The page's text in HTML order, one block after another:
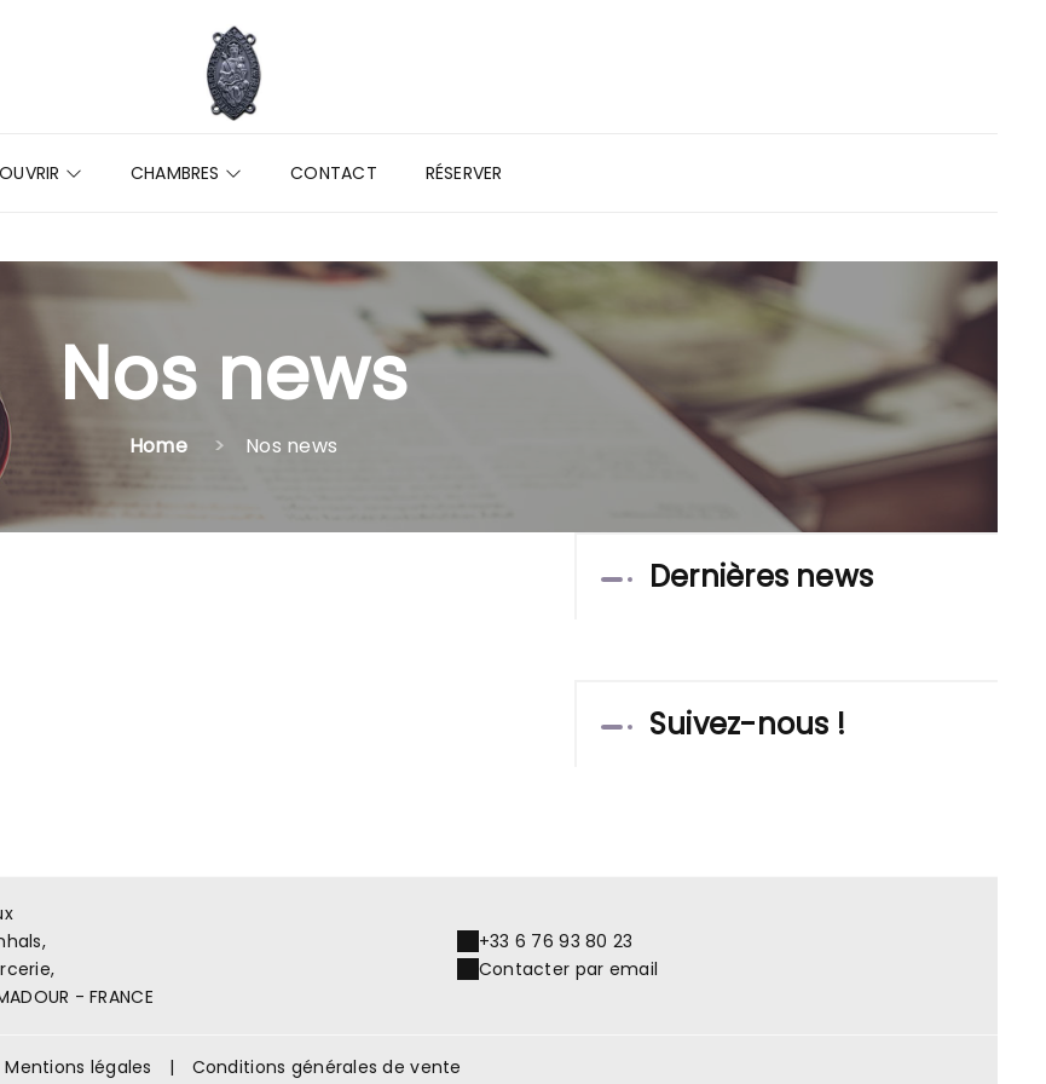
CHAMBRES CONTACT RÉSERVER
Nos news
Home Nos news
Dernières news
Suivez-nous !
- FRANCE
+33 6 76 93 80 23
Contacter par email
Mentions légales | Conditions générales de vente